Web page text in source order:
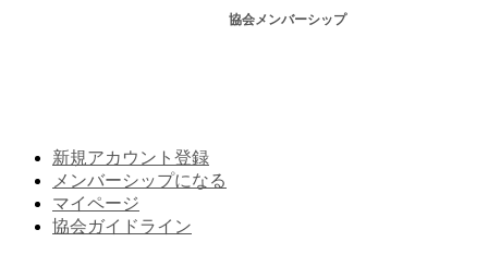
協会メンバーシップ
新規アカウント登録
メンバーシップになる
マイページ
協会ガイドライン